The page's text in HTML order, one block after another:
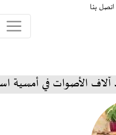
اتصل بنا
في أمسية استثنائية